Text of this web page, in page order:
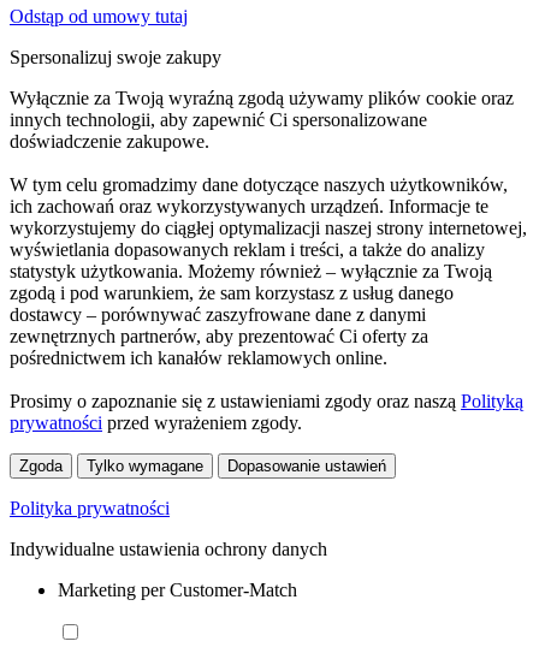
Odstąp od umowy tutaj
Spersonalizuj swoje zakupy
Wyłącznie za Twoją wyraźną zgodą używamy plików cookie oraz
innych technologii, aby zapewnić Ci spersonalizowane
doświadczenie zakupowe.
W tym celu gromadzimy dane dotyczące naszych użytkowników,
ich zachowań oraz wykorzystywanych urządzeń. Informacje te
wykorzystujemy do ciągłej optymalizacji naszej strony internetowej,
wyświetlania dopasowanych reklam i treści, a także do analizy
statystyk użytkowania. Możemy również – wyłącznie za Twoją
zgodą i pod warunkiem, że sam korzystasz z usług danego
dostawcy – porównywać zaszyfrowane dane z danymi
zewnętrznych partnerów, aby prezentować Ci oferty za
pośrednictwem ich kanałów reklamowych online.
Prosimy o zapoznanie się z ustawieniami zgody oraz naszą Polityką
prywatności przed wyrażeniem zgody.
Zgoda Tylko wymagane Dopasowanie ustawień
Polityka prywatności
Indywidualne ustawienia ochrony danych
Marketing per Customer-Match